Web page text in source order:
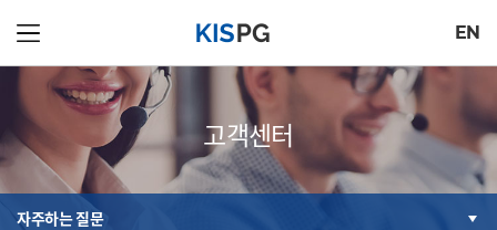
EN
고객센터
자주하는 질문